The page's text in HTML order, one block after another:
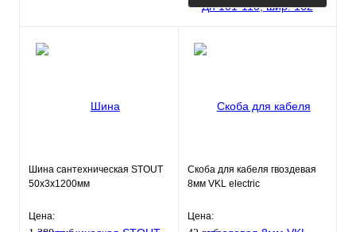
Шина сантехническая STOUT
50x3x1200мм
Цена:
Скоба для кабеля гвоздевая
8мм VKL electric
Цена: